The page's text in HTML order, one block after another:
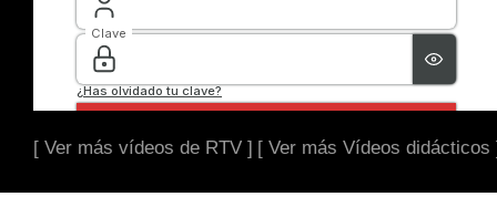
[ Ver más vídeos de RTV ] [ Ver más Vídeos didácticos